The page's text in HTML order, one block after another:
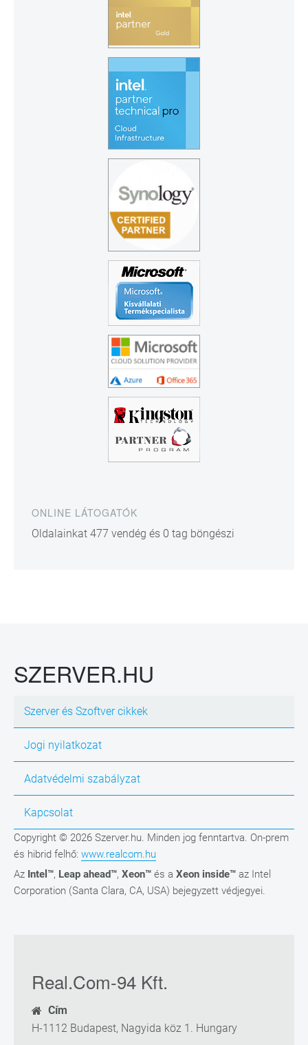
ONLINE LÁTOGATÓK
Oldalainkat 477 vendég és 0 tag böngészi
SZERVER.HU
Szerver és Szoftver cikkek
Jogi nyilatkozat
Adatvédelmi szabályzat
Kapcsolat
Copyright © 2026 Szerver.hu. Minden jog fenntartva. On-prem
és hibrid felhő: www.realcom.hu
Az Intel™, Leap ahead™, Xeon™ és a Xeon inside™ az Intel
Corporation (Santa Clara, CA, USA) bejegyzett védjegyei.
Real.Com-94 Kft.
Cím
H-1112 Budapest, Nagyida köz 1. Hungary